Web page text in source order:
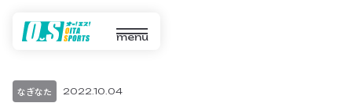
menu
なぎなた 2022.10.04